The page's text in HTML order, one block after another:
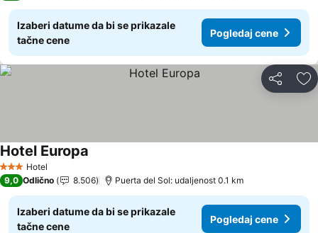
Izaberi datume da bi se prikazale
tačne cene
Pogledaj cene
Deli
3 Zvezdice
Hotel
Hotel Europa
9,0 Odlično 8.506 Puerta del Sol: udaljenost 0.1 km
Izaberi datume da bi se prikazale
tačne cene
Pogledaj cene